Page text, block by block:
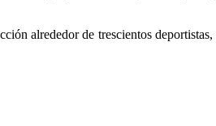
alrededor de trescientos